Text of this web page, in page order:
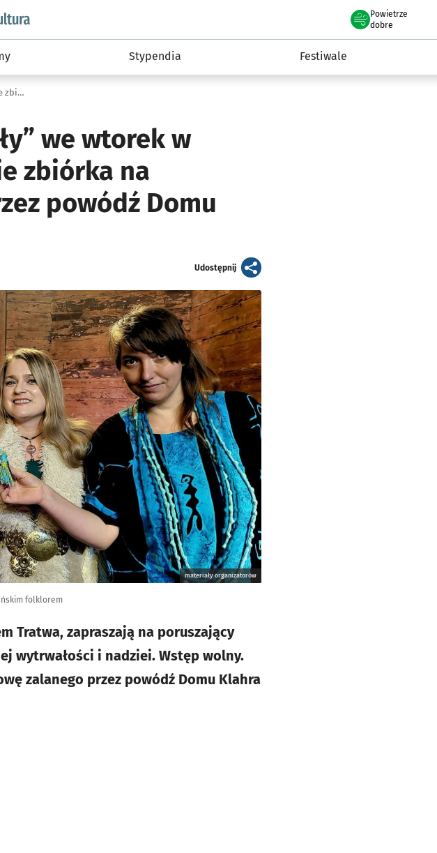
wroclaw.pl podserwis: Kultura
Powietrze
we Wrocławiu
dobre
Stypendia Festiwale
Bezpłatny spektakl „Żywioły” we wtorek w Klubie Łącznik. W programie zbiórka na odbudowę zniszczonego przez powódź Domu Klahra
we wtorek w
zbiórka na
powódź Domu
Udostępnijartykuł
materiały organizatorów
folklorem
Tratwa, zapraszają na poruszający
wytrwałości i nadziei. Wstęp wolny.
zalanego przez powódź Domu Klahra